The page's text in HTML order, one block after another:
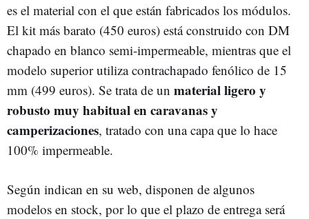
es el material con el que están fabricados los módulos.
El kit más barato (450 euros) está construido con DM
chapado en blanco semi-impermeable, mientras que el
modelo superior utiliza contrachapado fenólico de 15
mm (499 euros). Se trata de un material ligero y
robusto muy habitual en caravanas y
camperizaciones, tratado con una capa que lo hace
100% impermeable.
Según indican en su web, disponen de algunos
modelos en stock, por lo que el plazo de entrega será